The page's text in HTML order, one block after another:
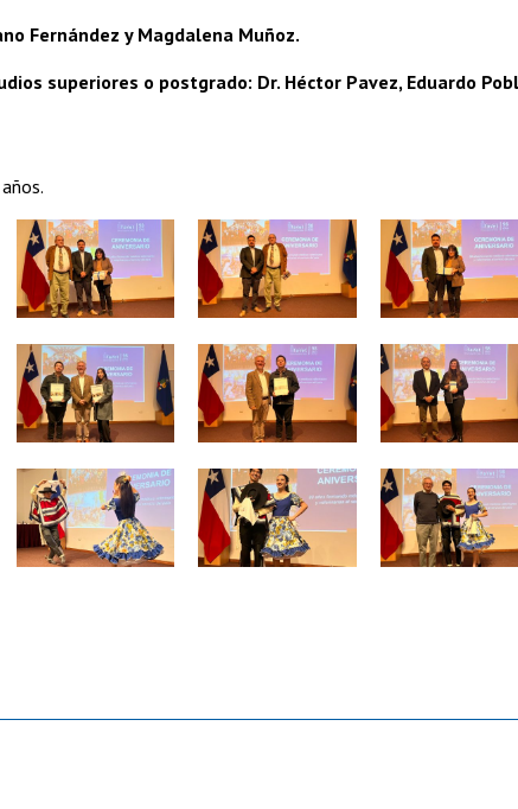
Fernández y Magdalena Muñoz.
superiores o postgrado: Dr. Héctor Pavez, Eduardo
Zoom Zoom Zoom
Zoom Zoom Zoom
Zoom Zoom Zoom